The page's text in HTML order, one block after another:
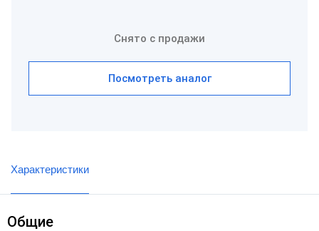
Снято с продажи
Посмотреть аналог
Характеристики
Общие